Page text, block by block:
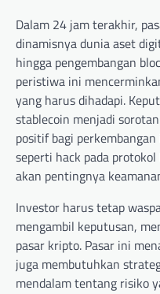
Dalam 24 jam terakhir,
dinamisnya dunia aset
hingga pengembangan
peristiwa ini
yang harus dihadapi.
stablecoin menjadi
positif bagi
seperti hack pada
akan pentingnya
Investor harus tetap
mengambil keputusan,
pasar kripto. Pasar ini
juga membutuhkan
mendalam tentang risiko